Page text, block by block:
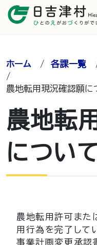
ホーム /各課一覧
/
農地転用現況確認願に
農地転
につい
農地転用許可また
用行為を完了して
事業計画変更承認